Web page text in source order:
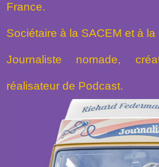
France.
Sociétaire à la SACEM et à la
Journaliste nomade,
réalisateur de Podcast.